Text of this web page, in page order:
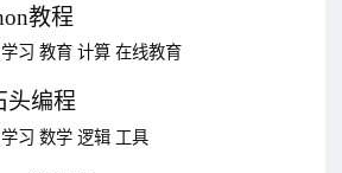
教程
学习 教育 计算 在线教育
头编程
学习 数学 逻辑 工具